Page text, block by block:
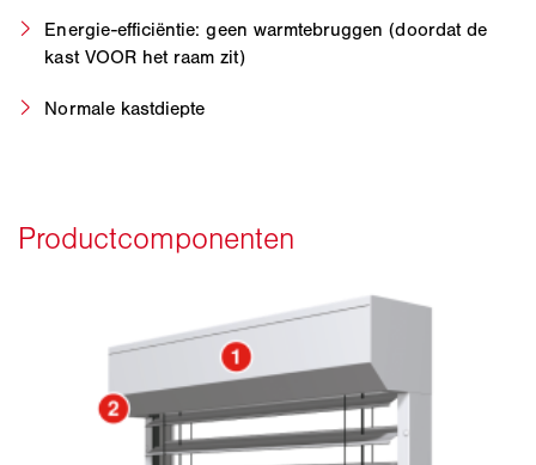
Energie-efficiëntie: geen warmtebruggen (doordat de
kast VOOR het raam zit)
Normale kastdiepte